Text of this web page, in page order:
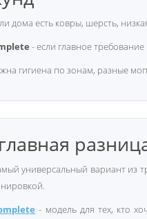
дома есть ковры, шерсть,
- если главное
гигиена по зонам, разные
универсальный вариант из
- модель для тех, кто